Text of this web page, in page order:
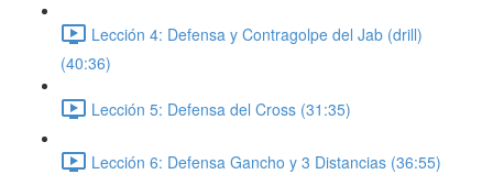
Lección 4: Defensa y Contragolpe del Jab (drill)
(40:36)
Lección 5: Defensa del Cross (31:35)
Lección 6: Defensa Gancho y 3 Distancias (36:55)